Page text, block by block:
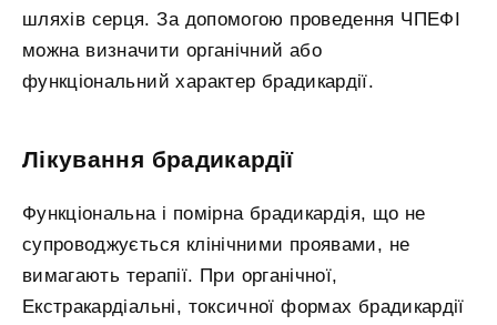
шляхів серця. За допомогою проведення ЧПЕФІ
можна визначити органічний або
функціональний характер брадикардії.
Лікування брадикардії
Функціональна і помірна брадикардія, що не
супроводжується клінічними проявами, не
вимагають терапії. При органічної,
Екстракардіальні, токсичної формах брадикардії